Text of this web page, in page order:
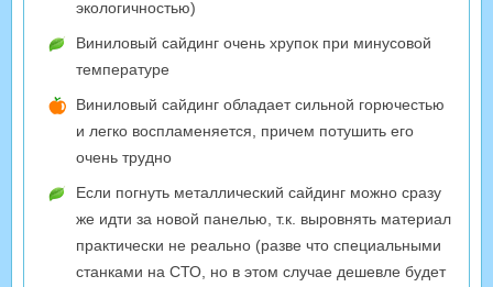
экологичностью)
Виниловый сайдинг очень хрупок при минусовой
температуре
Виниловый сайдинг обладает сильной горючестью
и легко воспламеняется, причем потушить его
очень трудно
Если погнуть металлический сайдинг можно сразу
же идти за новой панелью, т.к. выровнять материал
практически не реально (разве что специальными
станками на СТО, но в этом случае дешевле будет